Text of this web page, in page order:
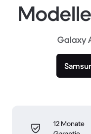
Galaxy
12 Monate